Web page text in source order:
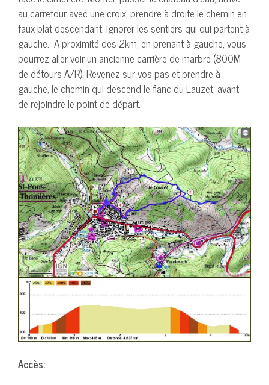
au carrefour avec une croix, prendre à droite le chemin en
faux plat descendant. Ignorer les sentiers qui qui partent à
gauche. A proximité des 2km, en prenant à gauche, vous
pourrez aller voir un ancienne carrière de marbre (800M
de détours A/R). Revenez sur vos pas et prendre à
gauche, le chemin qui descend le flanc du Lauzet, avant
de rejoindre le point de départ.
Accès: